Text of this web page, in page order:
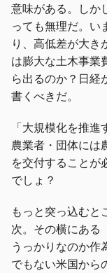
意味がある。しか
っても無理だ。い
り、高低差が大き
は膨大な土木事業
ら出るのか？日経
書くべきだ。
「大規模化を推
農業者・団体には
を交付することが
でしょ？
もっと突っ込むと
次。その横にある
うっかりなのか作
でもない米国から